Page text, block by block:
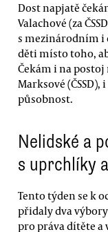
Dost napjatě
Valachové (za
s mezinárodním i
děti místo toho,
Čekám i na
Marksové
působnost.
Nelidské a
s uprchlíky
Tento týden se k
přidaly dva
pro práva dítěte a